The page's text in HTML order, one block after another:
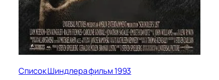
Список Шиндлера фильм 1993